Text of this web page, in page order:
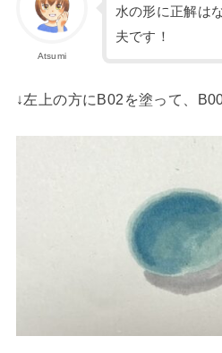
Atsumi
水の形に正解は
夫です！
↓左上の方にB02を塗って、